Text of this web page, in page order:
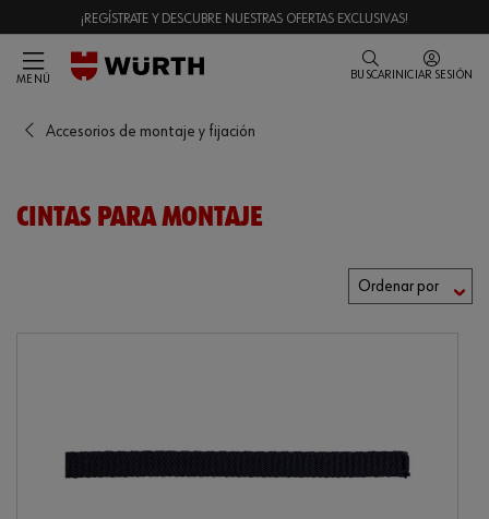
¡REGÍSTRATE Y DESCUBRE NUESTRAS OFERTAS EXCLUSIVAS!
MENÚ BUSCAR INICIAR SESIÓN
Accesorios de montaje y fijación
CINTAS PARA MONTAJE